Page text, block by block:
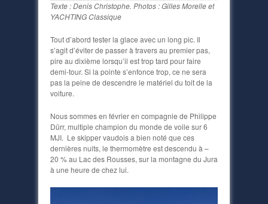
Texte : Denis Christophe. Photos : Gilles Morelle et
YACHTING Classique
Tout d’abord tester la glace avec un long pic. Il
s’agit d’éviter de passer à travers au premier pas,
pire au dixième lorsqu’il est trop tard pour faire
demi-tour. Si la pointe s’enfonce trop, ce ne sera
pas la peine de descendre le matériel du toit de la
voiture.
Nous sommes en février en compagnie de Philippe
Dürr, multiple champion du monde de voile sur 6
MJI. Le skipper vaudois a bien noté que ces
dernières nuits, le thermomètre est descendu à –
20 % au Lac des Rousses, sur la montagne du Jura
à une heure de chez lui.